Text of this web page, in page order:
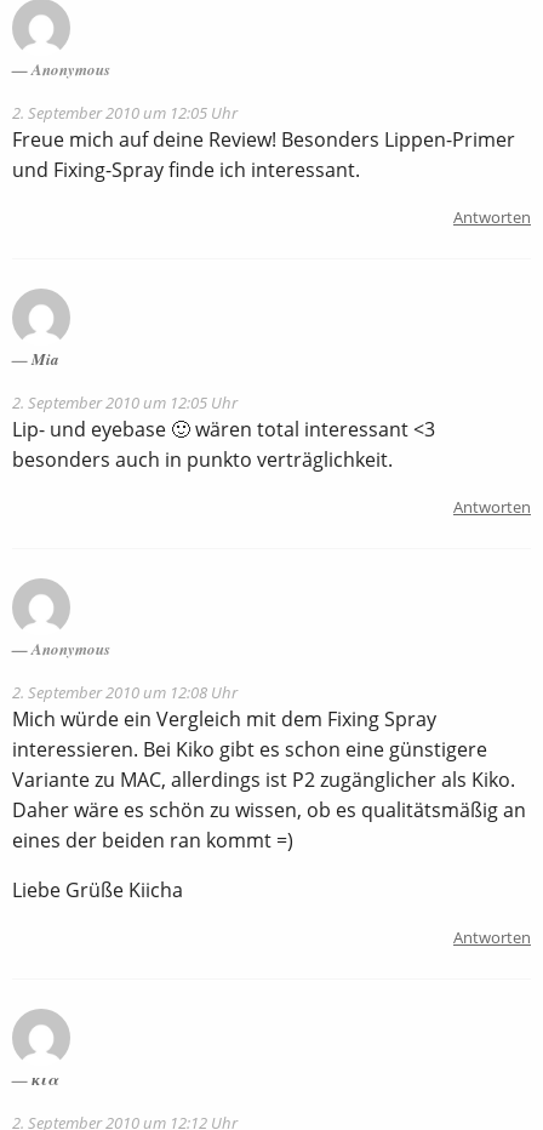
Anonymous
2. September 2010 um 12:05 Uhr
Freue mich auf deine Review! Besonders Lippen-Primer
und Fixing-Spray finde ich interessant.
Antworten
Mia
2. September 2010 um 12:05 Uhr
Lip- und eyebase 🙂 wären total interessant <3
besonders auch in punkto verträglichkeit.
Antworten
Anonymous
2. September 2010 um 12:08 Uhr
Mich würde ein Vergleich mit dem Fixing Spray
interessieren. Bei Kiko gibt es schon eine günstigere
Variante zu MAC, allerdings ist P2 zugänglicher als Kiko.
Daher wäre es schön zu wissen, ob es qualitätsmäßig an
eines der beiden ran kommt =)
Liebe Grüße Kiicha
Antworten
кια
2. September 2010 um 12:12 Uhr